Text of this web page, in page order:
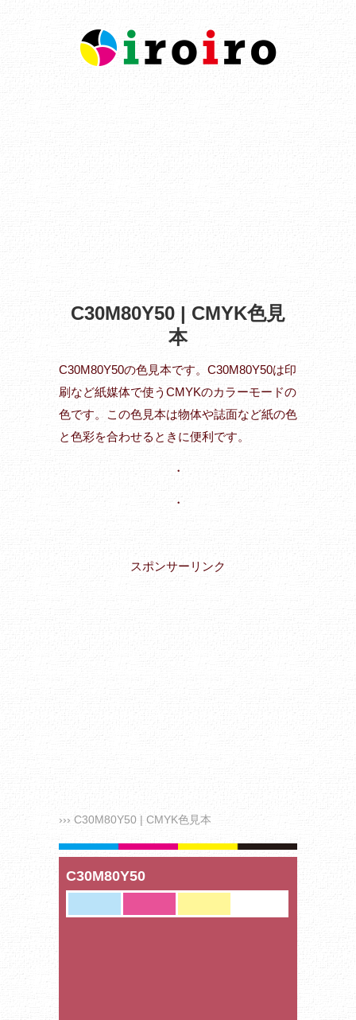
C30M80Y50 | CMYK色見
本
C30M80Y50の色見本です。C30M80Y50は印
刷など紙媒体で使うCMYKのカラーモードの
色です。この色見本は物体や誌面など紙の色
と色彩を合わせるときに便利です。
・
・
スポンサーリンク
››› C30M80Y50 | CMYK色見本
C30M80Y50